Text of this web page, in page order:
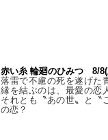
赤い糸 輪廻のひみつ 8/8(
落雷で不慮の死を遂げた
縁を結ぶのは、最愛の恋
それとも〝あの世〟と〝
の恋？